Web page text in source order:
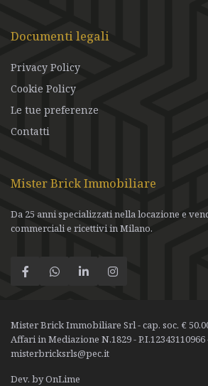
Documenti legali
Privacy Policy
Cookie Policy
Le tue preferenze
Contatti
Mister Brick Immobiliare
Da 25 anni specializzati nella locazione e
commerciali e ricettivi in Milano.
Mister Brick Immobiliare Srl - cap. soc. €
Affari in Mediazione N.1829 - P.I.12343110966
misterbricksrls@pec.it
Dev. by OnLime